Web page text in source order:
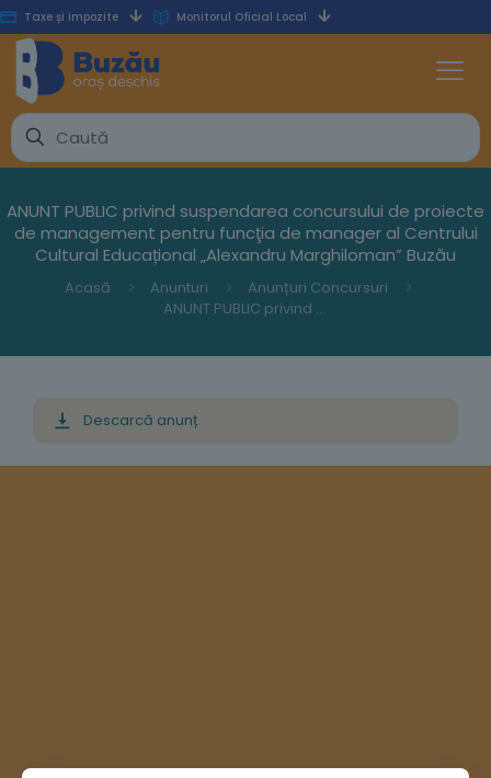
Taxe și impozite Monitorul Oficial Local
ANUNT PUBLIC privind suspendarea concursului de proiecte
de management pentru funcţia de manager al Centrului
Cultural Educațional „Alexandru Marghiloman” Buzău
Acasă Anunturi
Anunțuri Concursuri
ANUNT PUBLIC privind suspendarea concursului de proiecte de management pentru funcţia de manager al Centrului Cultural Educațional „Alexandru Marghiloman” Buzău
Descarcă anunț